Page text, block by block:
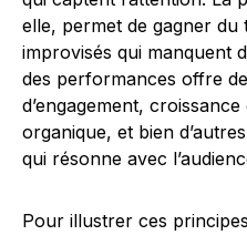
elle, permet de gagner du
improvisés qui manquent
des performances offre
d’engagement,
organique, et bien
qui résonne avec
Pour illustrer ces